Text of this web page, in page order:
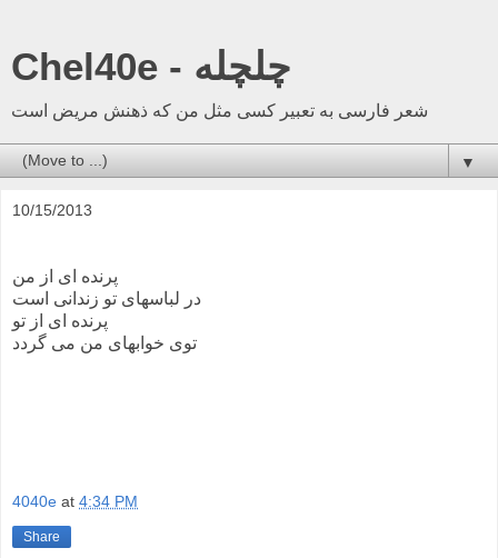
Chel40e - چلچله
شعر فارسی به تعبیر کسی مثل من که ذهنش مریض است
▼
10/15/2013
پرنده ای از من
در لباسهای تو زندانی است
پرنده ای از تو
توی خوابهای من می گردد
4040e at 4:34 PM
Share